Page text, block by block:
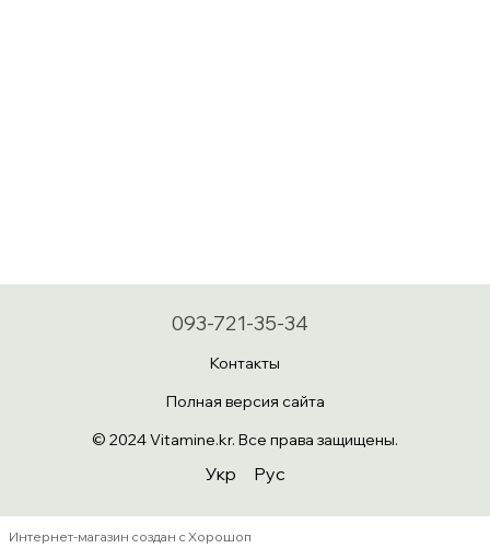
093-721-35-34
Контакты
Полная версия сайта
© 2024 Vitamine.kr. Все права защищены.
Укр Рус
Интернет-магазин создан с Хорошоп